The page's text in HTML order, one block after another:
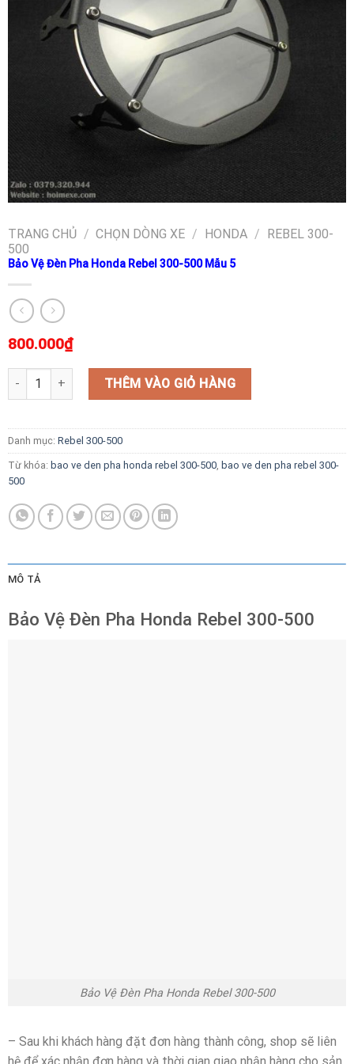
TRANG CHỦ / CHỌN DÒNG XE / HONDA / REBEL 300-
500
Bảo Vệ Đèn Pha Honda Rebel 300-500 Mẫu 5
800.000₫
Bảo Vệ Đèn Pha Honda Rebel 300-500 Mẫu 5 số lượng
THÊM VÀO GIỎ HÀNG
Danh mục: Rebel 300-500
Từ khóa: bao ve den pha honda rebel 300-500, bao ve den pha rebel 300-
500
MÔ TẢ
Bảo Vệ Đèn Pha Honda Rebel 300-500
Bảo Vệ Đèn Pha Honda Rebel 300-500
– Sau khi khách hàng đặt đơn hàng thành công, shop sẽ liên